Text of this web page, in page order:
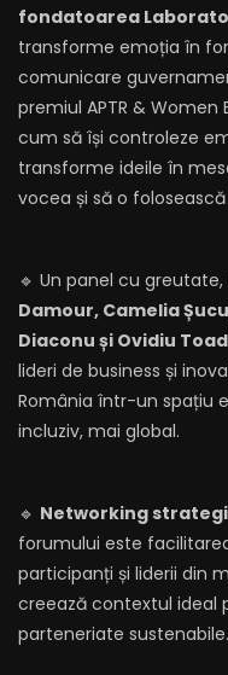
fondatoarea
transforme emoția în
comunicare
premiul APTR & Women
cum să își controleze
transforme ideile în
vocea și să o
🔹 Un panel cu
Damour, Camelia
Diaconu și Ovidiu
lideri de business și
România într-un spațiu
incluziv, mai global.
🔹 Networking
forumului este
participanți și liderii din
creează contextul ideal
parteneriate sustenabile.